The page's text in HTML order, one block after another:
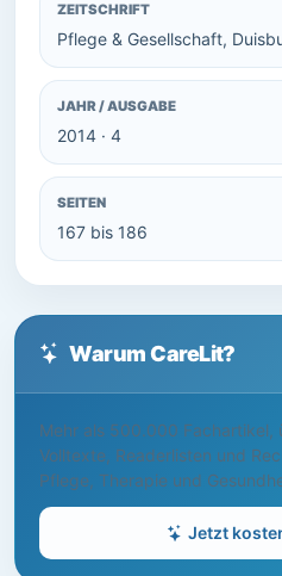
ZEITSCHRIFT
Pflege & Gesellschaft,
JAHR / AUSGABE
2014 · 4
SEITEN
167 bis 186
Warum CareLit?
Mehr als 500.000 Fachartikel,
Volltexte, Readerlisten und
Pflege, Therapie und
Jetzt